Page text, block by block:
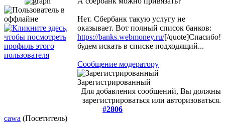
Нет. Сбербанк такую услугу не
оказывает. Вот полный список банков:
https://banks.webmoney.ru/[/quote]Спасибо!
будем искать в списке подходящий...
Сообщение модератору
Зарегистрированный
Для добавления сообщений, Вы должны
зарегистрироваться или авторизоваться.
#2806
cawa (Посетитель)